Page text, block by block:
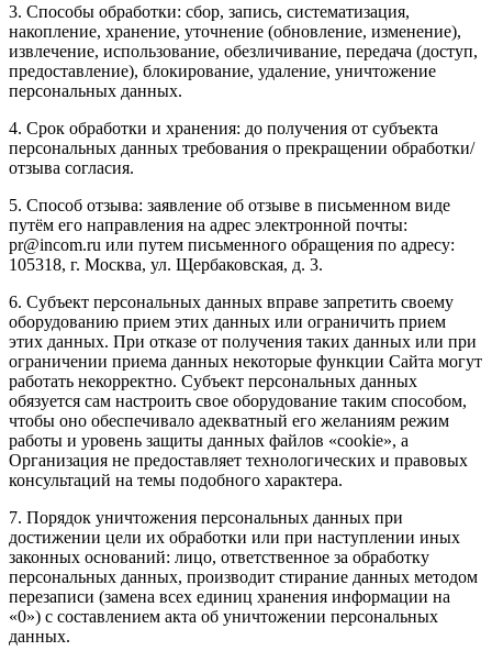
3. Способы обработки: сбор, запись, систематизация,
накопление, хранение, уточнение (обновление, изменение),
извлечение, использование, обезличивание, передача (доступ,
предоставление), блокирование, удаление, уничтожение
персональных данных.
4. Срок обработки и хранения: до получения от субъекта
персональных данных требования о прекращении обработки/
отзыва согласия.
5. Способ отзыва: заявление об отзыве в письменном виде
путём его направления на адрес электронной почты:
pr@incom.ru или путем письменного обращения по адресу:
105318, г. Москва, ул. Щербаковская, д. 3.
6. Субъект персональных данных вправе запретить своему
оборудованию прием этих данных или ограничить прием
этих данных. При отказе от получения таких данных или при
ограничении приема данных некоторые функции Сайта могут
работать некорректно. Субъект персональных данных
обязуется сам настроить свое оборудование таким способом,
чтобы оно обеспечивало адекватный его желаниям режим
работы и уровень защиты данных файлов «cookie», а
Организация не предоставляет технологических и правовых
консультаций на темы подобного характера.
7. Порядок уничтожения персональных данных при
достижении цели их обработки или при наступлении иных
законных оснований: лицо, ответственное за обработку
персональных данных, производит стирание данных методом
перезаписи (замена всех единиц хранения информации на
«0») с составлением акта об уничтожении персональных
данных.